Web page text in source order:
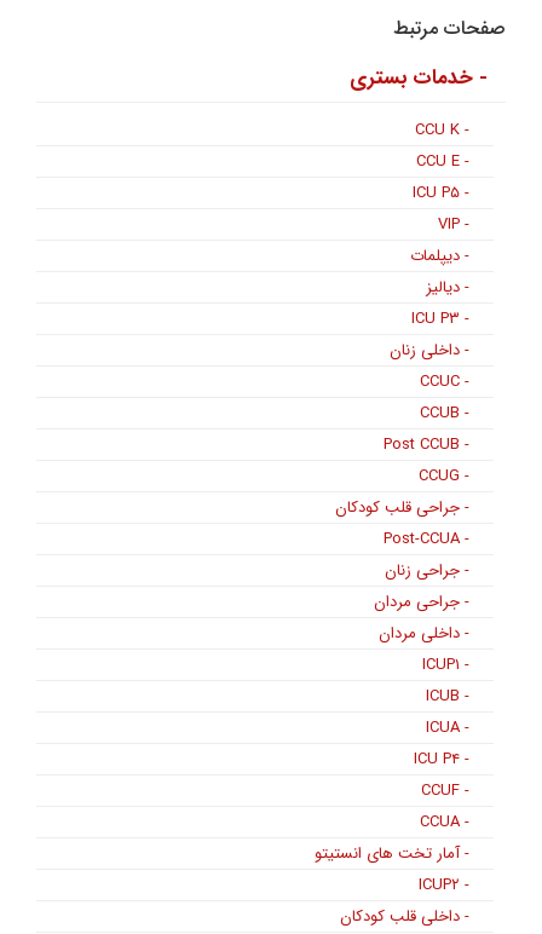
صفحات مرتبط
- خدمات بستری
- CCU K
- CCU E
- ICU P۵
- VIP
- دیپلمات
- دیالیز
- ICU P۳
- داخلی زنان
- CCUC
- CCUB
- Post CCUB
- CCUG
- جراحی قلب کودکان
- Post-CCUA
- جراحی زنان
- جراحی مردان
- داخلی مردان
- ICUP۱
- ICUB
- ICUA
- ICU P۴
- CCUF
- CCUA
- آمار تخت های انستیتو
- ICUP۲
- داخلی قلب کودکان